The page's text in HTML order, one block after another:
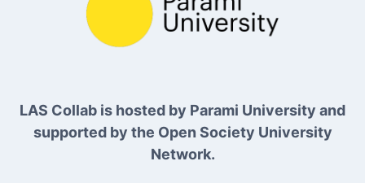
LAS Collab is hosted by Parami University and
supported by the Open Society University
Network.